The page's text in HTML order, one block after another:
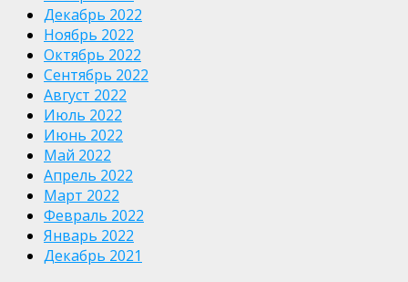
Декабрь 2022
Ноябрь 2022
Октябрь 2022
Сентябрь 2022
Август 2022
Июль 2022
Июнь 2022
Май 2022
Апрель 2022
Март 2022
Февраль 2022
Январь 2022
Декабрь 2021